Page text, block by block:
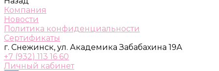
Компания
Новости
Политика конфиденциальности
Сертификаты
г. Снежинск, ул. Академика Забабахина 19А
+7 (932) 113 16 60
Личный кабинет